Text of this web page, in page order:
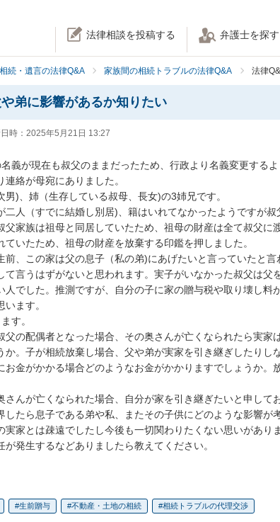
法律相談を投稿する 弁護士を探す
相続・遺言の法律Q&A 家族間の相続トラブルの法律Q&A 法律
弟に影響があるか知りたい
時： 2025年5月21日 13:27
義が現在も叔父のままだったため、行政より名義変更する
絡が母宛にありました。
)、姉（生存している叔母、長女)の3姉兄です。
二人（すでに結婚し別居)、籍はいれてなかったようですが叔
家族は祖母と同居していたため、祖母の財産は全て叔父に
いたため、祖母の財産を放棄する印鑑を押しました。
前、この家は父の息子（私の弟)にあげたいと言っていたと言
て言うはずがないと思われます。実子がいなかった叔父は父
人でした。推測ですが、自分の子に家の贈与税や取り壊し料
ます。
す。
の配偶者となった場合、その奥さんが亡くなられたら実家
か。子が相続放棄し場合、父や弟が実家を引き継ぎしたりし
お金がかかる場合どのようなお金がかかりますでしょうか。
んが亡くなられた場合、自分が家を引き継ぎたいと申して
たら息子である弟や私、またその子供にどのような影響が
家とは疎遠でしたし今後も一切関わりたくない思いがありま
発生するなどありましたら教えてください。
生前贈与 不動産・土地の相続 相続トラブルの代理交渉